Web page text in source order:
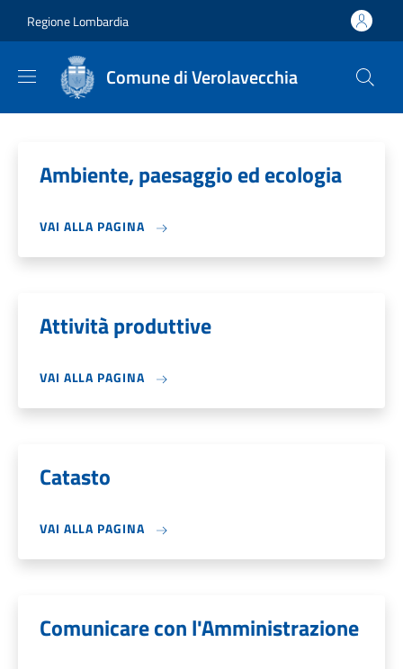
Regione Lombardia
Comune di Verolavecchia
Ambiente, paesaggio ed ecologia
VAI ALLA PAGINA
Attività produttive
VAI ALLA PAGINA
Catasto
VAI ALLA PAGINA
Comunicare con l'Amministrazione